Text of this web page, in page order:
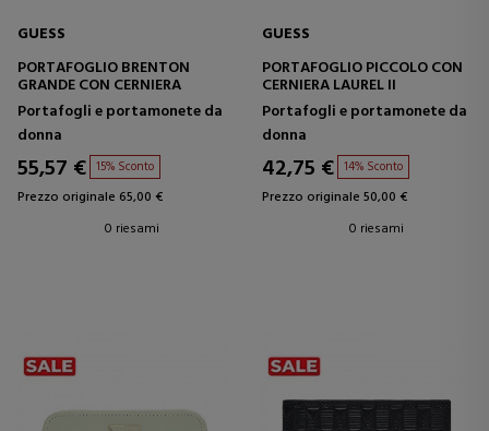
GUESS
PORTAFOGLIO BRENTON
GRANDE CON CERNIERA
Portafogli e portamonete da
donna
55,57 € 15% Sconto
Prezzo originale 65,00 €
0 riesami
GUESS
PORTAFOGLIO PICCOLO CON
CERNIERA LAUREL II
Portafogli e portamonete da
donna
42,75 € 14% Sconto
Prezzo originale 50,00 €
0 riesami